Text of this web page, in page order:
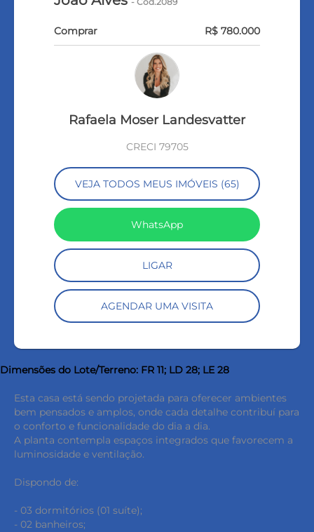
Comprar R$ 780.000
Rafaela Moser Landesvatter
CRECI 79705
VEJA TODOS MEUS IMÓVEIS (65)
WhatsApp
LIGAR
AGENDAR UMA VISITA
Dimensões do Lote/Terreno: FR 11; LD 28; LE 28
Esta casa está sendo projetada para oferecer ambientes
bem pensados e amplos, onde cada detalhe contribuí para
o conforto e funcionalidade do dia a dia.
A planta contempla espaços integrados que favorecem a
luminosidade e ventilação.
Dispondo de:
- 03 dormitórios (01 suíte);
- 02 banheiros;